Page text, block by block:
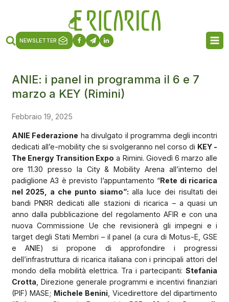
NEWSLETTER
ANIE: i panel in programma il 6 e 7
marzo a KEY (Rimini)
Febbraio 19, 2025
ANIE Federazione ha divulgato il programma degli incontri
dedicati all’e-mobility che si svolgeranno nel corso di KEY -
The Energy Transition Expo a Rimini. Giovedì 6 marzo alle
ore 11.30 presso la City & Mobility Arena all’interno del
padiglione A3 è previsto l’appuntamento “Rete di ricarica
nel 2025, a che punto siamo”: alla luce dei risultati dei
bandi PNRR dedicati alle stazioni di ricarica – a quasi un
anno dalla pubblicazione del regolamento AFIR e con una
nuova Commissione Ue che revisionerà gli impegni e i
target degli Stati Membri – il panel (a cura di Motus-E, GSE
e ANIE) si propone di approfondire i progressi
dell’infrastruttura di ricarica italiana con i principali attori del
mondo della mobilità elettrica. Tra i partecipanti:Stefania
Crotta , Direzione generale programmi e incentivi finanziari
(PIF) MASE; Michele Benini , Vicedirettore del dipartimento